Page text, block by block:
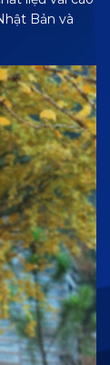
Bản và